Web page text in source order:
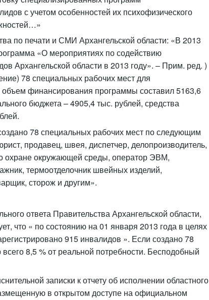
с учетом особенностей их психофизического
по печати и СМИ Архангельской области: «В 2013
«О мероприятиях по содействию
Архангельской области в 2013 году». – Прим. ред. )
78 специальных рабочих мест для
финансирования программы составил 5163,6
бюджета – 4905,4 тыс. рублей, средства
78 специальных рабочих мест по следующим
продавец, швея, диспетчер, делопроизводитель,
охране окружающей среды, оператор ЭВМ,
термоотделочник швейных изделий,
сторож и другим».
ответа Правительства Архангельской области,
что « по состоянию на 01 января 2013 года в целях
915 инвалидов ». Если создано 78
8,5 % от реальной потребности. Бесподобный
записки к отчету об исполнении областного
в открытом доступе на официальном